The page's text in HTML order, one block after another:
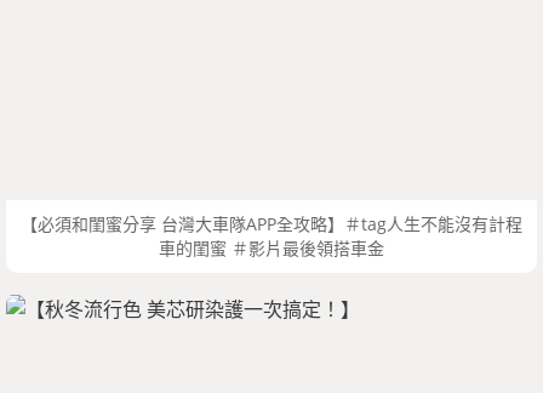
【必須和閨蜜分享 台灣大車隊APP全攻略】＃tag人生不能沒有計程
車的閨蜜 ＃影片最後領搭車金